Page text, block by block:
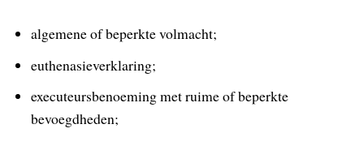
algemene of beperkte volmacht;
euthenasieverklaring;
executeursbenoeming met ruime of beperkte
bevoegdheden;